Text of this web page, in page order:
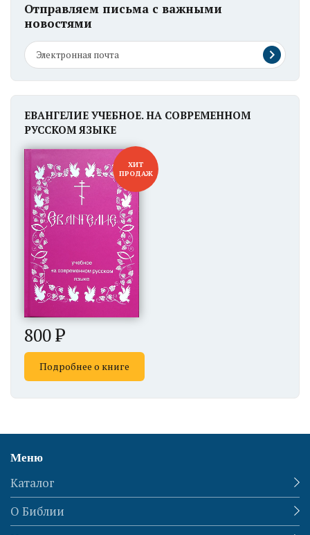
Отправляем письма с важными
новостями
ЕВАНГЕЛИЕ УЧЕБНОЕ. НА СОВРЕМЕННОМ
РУССКОМ ЯЗЫКЕ
ХИТ
ПРОДАЖ
800
Подробнее о книге
Меню
Каталог
О Библии